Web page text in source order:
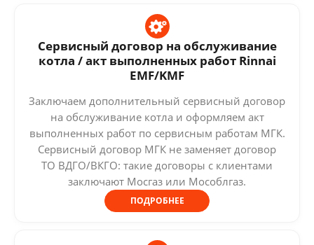
Сервисный договор на обслуживание
котла / акт выполненных работ Rinnai
EMF/KMF
Заключаем дополнительный сервисный договор
на обслуживание котла и оформляем акт
выполненных работ по сервисным работам МГК.
Сервисный договор МГК не заменяет договор
ТО ВДГО/ВКГО: такие договоры с клиентами
заключают Мосгаз или Мособлгаз.
ПОДРОБНЕЕ